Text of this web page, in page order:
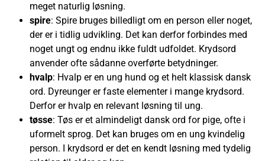
meget naturlig løsning.
spire: Spire bruges billedligt om en person eller noget,
der er i tidlig udvikling. Det kan derfor forbindes med
noget ungt og endnu ikke fuldt udfoldet. Krydsord
anvender ofte sådanne overførte betydninger.
hvalp: Hvalp er en ung hund og et helt klassisk dansk
ord. Dyreunger er faste elementer i mange krydsord.
Derfor er hvalp en relevant løsning til ung.
tøsse: Tøs er et almindeligt dansk ord for pige, ofte i
uformelt sprog. Det kan bruges om en ung kvindelig
person. I krydsord er det en kendt løsning med tydelig